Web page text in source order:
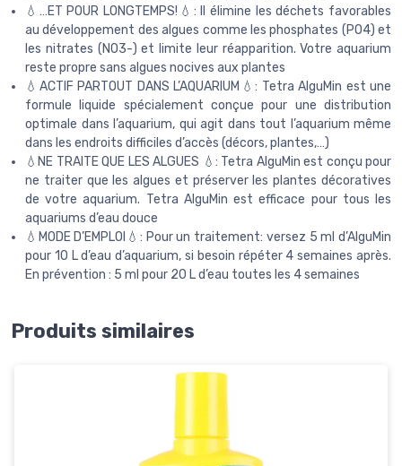
💧…ET POUR LONGTEMPS!💧: Il élimine les déchets favorables
au développement des algues comme les phosphates (PO4) et
les nitrates (NO3-) et limite leur réapparition. Votre aquarium
reste propre sans algues nocives aux plantes
💧ACTIF PARTOUT DANS L’AQUARIUM💧: Tetra AlguMin est une
formule liquide spécialement conçue pour une distribution
optimale dans l’aquarium, qui agit dans tout l’aquarium même
dans les endroits difficiles d’accès (décors, plantes,…)
💧NE TRAITE QUE LES ALGUES 💧: Tetra AlguMin est conçu pour
ne traiter que les algues et préserver les plantes décoratives
de votre aquarium. Tetra AlguMin est efficace pour tous les
aquariums d’eau douce
💧MODE D’EMPLOI💧: Pour un traitement: versez 5 ml d’AlguMin
pour 10 L d’eau d’aquarium, si besoin répéter 4 semaines après.
En prévention : 5 ml pour 20 L d’eau toutes les 4 semaines
Produits similaires